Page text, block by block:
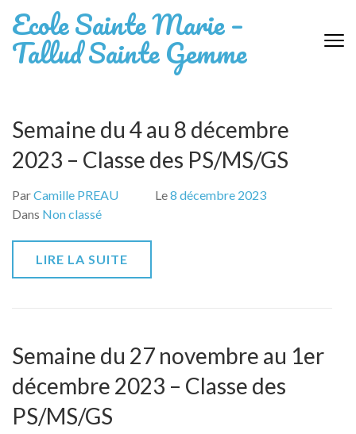
au
contenu
(Pressez
Ecole Sainte Marie –
Tallud Sainte Gemme
Semaine du 4 au 8 décembre
2023 – Classe des PS/MS/GS
ParCamille PREAU Le8 décembre 2023
Dans Non classé
LIRE LA SUITE
Semaine du 27 novembre au 1er
décembre 2023 – Classe des
PS/MS/GS